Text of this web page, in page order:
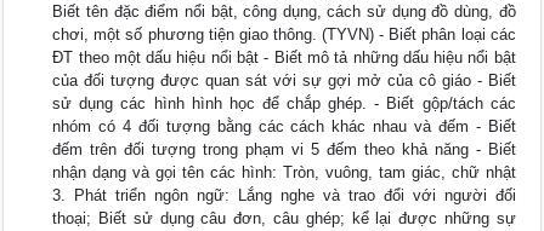
Biết tên đặc điểm nổi bật, công dụng, cách sử dụng đồ dùng, đồ
chơi, một số phương tiện giao thông. (TYVN) - Biết phân loại các
ĐT theo một dấu hiệu nổi bật - Biết mô tả những dấu hiệu nổi bật
của đối tượng được quan sát với sự gợi mở của cô giáo - Biết
sử dụng các hình hình học để chắp ghép. - Biết gộp/tách các
nhóm có 4 đối tượng bằng các cách khác nhau và đếm - Biết
đếm trên đối tượng trong phạm vi 5 đếm theo khả năng - Biết
nhận dạng và gọi tên các hình: Tròn, vuông, tam giác, chữ nhật
3. Phát triển ngôn ngữ: Lắng nghe và trao đổi với người đối
thoại; Biết sử dụng câu đơn, câu ghép; kể lại được những sự